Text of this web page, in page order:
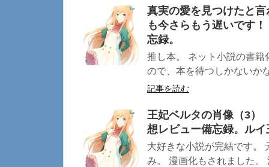
真実の愛を見つけたと
も今さらもう遅いです
忘録。
推し本。 ネット小説の書
ので、本を待つしかないか
記事を読む
王妃ベルタの肖像（3
想レビュー備忘録。ル
大好きな小説が完結です。
み。 漫画化もされました。